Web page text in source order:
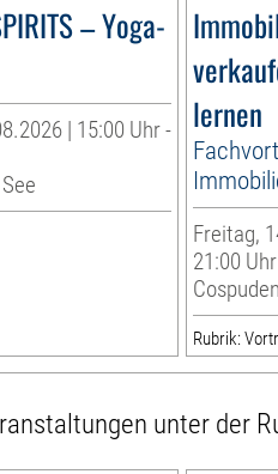
– Yoga-
| 15:00 Uhr -
lernen
Freitag,
21:00 Uhr
Rubrik:
unter der